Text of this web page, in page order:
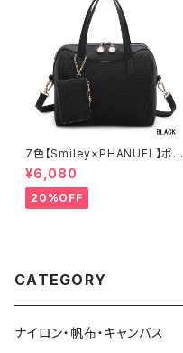
7色【Smiley×PHANUEL】ポー
チ付き、ボストンハンドバッグ シ
ョルダーバッグ 2WAY A8937-
3
¥6,080
20%OFF
CATEGORY
ナイロン・帆布・キャンバス